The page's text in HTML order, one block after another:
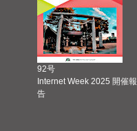
92号
Internet Week 2025 開催報
告